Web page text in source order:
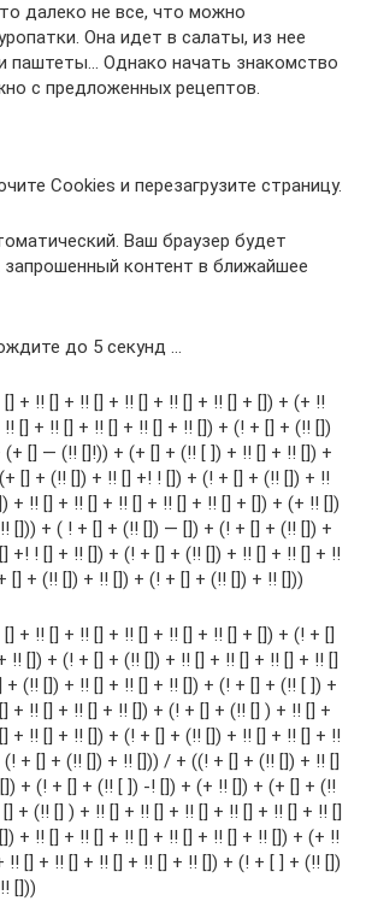
далеко не все, что можно
Она идет в салаты, из нее
паштеты… Однако начать знакомство
с предложенных рецептов.
Cookies и перезагрузите страницу.
Ваш браузер будет
запрошенный контент в ближайшее
до 5 секунд …
+ !! [] + !! [] + !! [] + !! [] + !! [] + []) + (+ !!
[] + !! [] + !! [] + !! [] + !! []) + (! + [] + (!! [])
(+ [] — (!! []!)) + (+ [] + (!! [ ]) + !! [] + !! []) +
[] + (!! []) + !! [] +! ! []) + (! + [] + (!! []) + !!
+ !! [] + !! [] + !! [] + !! [] + !! [] + []) + (+ !! [])
[])) + ( ! + [] + (!! []) — []) + (! + [] + (!! []) +
+! ! [] + !! []) + (! + [] + (!! []) + !! [] + !! [] + !!
[] + (!! []) + !! []) + (! + [] + (!! []) + !! []))
+ !! [] + !! [] + !! [] + !! [] + !! [] + []) + (! + []
!! []) + (! + [] + (!! []) + !! [] + !! [] + !! [] + !! []
+ (!! []) + !! [] + !! [] + !! []) + (! + [] + (!! [ ]) +
+ !! [] + !! [] + !! []) + (! + [] + (!! [] ) + !! [] +
+ !! [] + !! []) + (! + [] + (!! []) + !! [] + !! [] + !!
+ [] + (!! []) + !! [])) / + ((! + [] + (!! []) + !! []
+ (! + [] + (!! [ ]) -! []) + (+ !! []) + (+ [] + (!!
+ (!! [] ) + !! [] + !! [] + !! [] + !! [] + !! [] + !! []
+ !! [] + !! [] + !! [] + !! [] + !! [] + !! []) + (+ !!
!! [] + !! [] + !! [] + !! [] + !! []) + (! + [ ] + (!! [])
[]))